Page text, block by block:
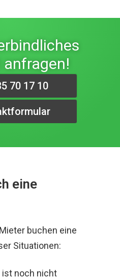
70 17 10
eine
buchen eine
Situationen:
ist noch nicht